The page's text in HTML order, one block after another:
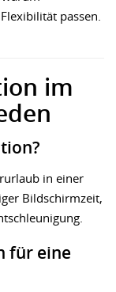
passen.
im
in einer
Bildschirmzeit,
für eine